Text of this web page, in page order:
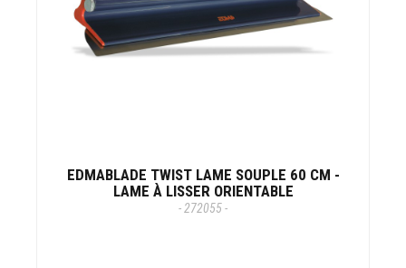
EDMABLADE TWIST LAME SOUPLE 60 CM -
LAME À LISSER ORIENTABLE
- 272055 -